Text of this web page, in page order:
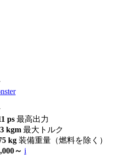
ps 最高出力
kgm 最大トルク
kg 装備重量（燃料を除く）
～ i